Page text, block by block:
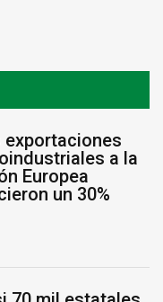
exportaciones
a la
Europea
un 30%